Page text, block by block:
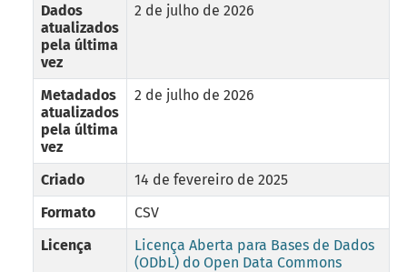
Dados
atualizados
pela última
vez
2 de julho de 2026
Metadados
atualizados
pela última
vez
2 de julho de 2026
Criado
14 de fevereiro de 2025
Formato
CSV
Licença
Licença Aberta para Bases de Dados
(ODbL) do Open Data Commons